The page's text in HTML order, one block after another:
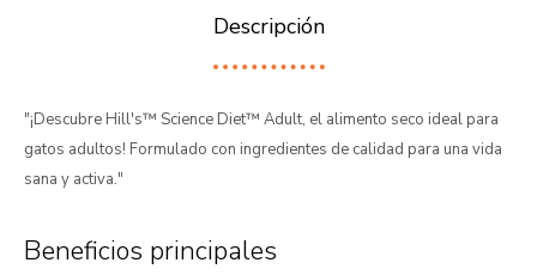
Descripción
"¡Descubre Hill's™ Science Diet™ Adult, el alimento seco ideal para
gatos adultos! Formulado con ingredientes de calidad para una vida
sana y activa."
Beneficios principales